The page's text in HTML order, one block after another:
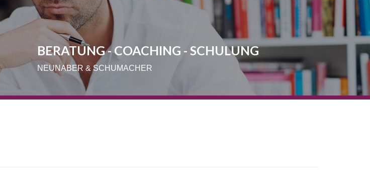
BERATUNG - COACHING - SCHULUNG
NEUNABER & SCHUMACHER